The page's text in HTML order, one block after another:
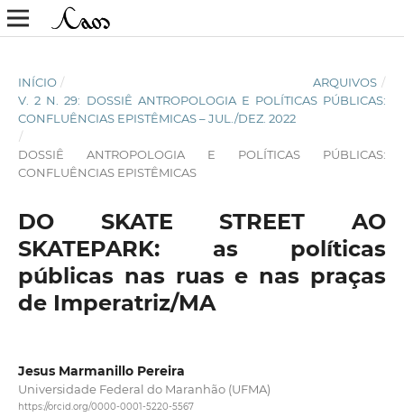
INÍCIO / ARQUIVOS /
V. 2 N. 29: DOSSIÊ ANTROPOLOGIA E POLÍTICAS PÚBLICAS:
CONFLUÊNCIAS EPISTÊMICAS – JUL./DEZ. 2022
/
DOSSIÊ ANTROPOLOGIA E POLÍTICAS PÚBLICAS:
CONFLUÊNCIAS EPISTÊMICAS
DO SKATE STREET AO
SKATEPARK: as políticas
públicas nas ruas e nas praças
de Imperatriz/MA
Jesus Marmanillo Pereira
Universidade Federal do Maranhão (UFMA)
https://orcid.org/0000-0001-5220-5567